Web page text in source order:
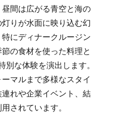
間は広がる青空と海の
りが水面に映り込む幻
にディナークルージン
の食材を使った料理と
別な体験を演出します。
マルまで多様なスタイ
れや企業イベント、結
されています。